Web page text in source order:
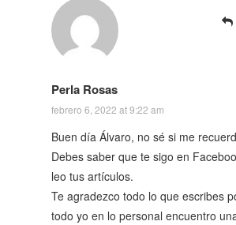
Perla Rosas
febrero 6, 2022 at 9:22 am
Buen día Álvaro, no sé si me
Debes saber que te sigo en
leo tus artículos.
Te agradezco todo lo que escribes
todo yo en lo personal encuentro